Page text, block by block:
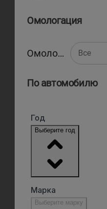
Омологация
Омологация Все
По автомобилю